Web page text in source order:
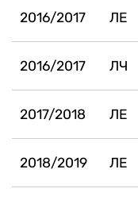
2016/2017 ЛЕ
2016/2017 ЛЧ
2017/2018 ЛЕ
2018/2019 ЛЕ